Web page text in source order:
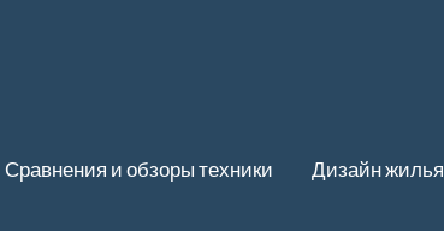
Сравнения и обзоры техники Дизайн жилья